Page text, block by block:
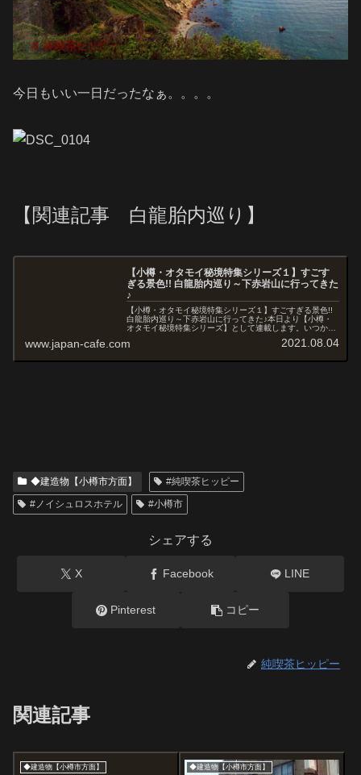
今日もいい一日だったなぁ。。。。
【関連記事 白龍胎内巡り】
【小樽・オタモイ秘境特集シリーズ１】すごす
ぎる景色!! 白龍胎内巡り～下赤岩山に行ってきた
♪
【小樽・オタモイ秘境特集シリーズ１】すごすぎる景色!!
白龍胎内巡り～下赤岩山に行ってきた♪本日より【小樽・
オタモイ秘境特集シリーズ】として連載します。いつかや
力を使うレポートです。---...
www.japan-cafe.com 2021.08.04
◆建造物【小樽市方面】
#純喫茶ヒッピー
#ノイシュロスホテル
#小樽市
シェアする
X Facebook LINE
Pinterest コピー
純喫茶ヒッピー
関連記事
◆建造物【小樽市方面】 ◆建造物【小樽市方面】